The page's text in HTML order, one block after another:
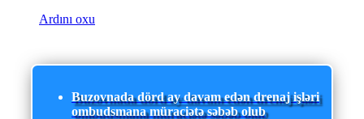
Ardını oxu
Buzovnada dörd ay davam edən drenaj işləri
ombudsmana müraciətə səbəb olub